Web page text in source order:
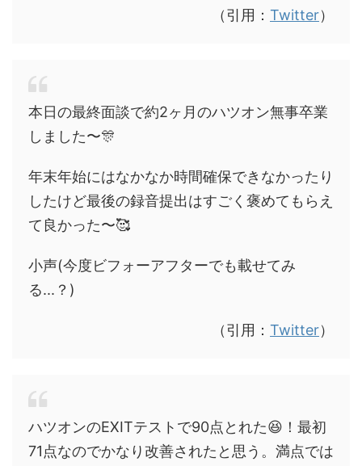
（引用： Twitter）
本日の最終面談で約2ヶ月のハツオン無事卒業
しました〜🎊
年末年始にはなかなか時間確保できなかったり
したけど最後の録音提出はすごく褒めてもらえ
て良かった〜🥰
小声(今度ビフォーアフターでも載せてみ
る...？)
（引用： Twitter）
ハツオンのEXITテストで90点とれた😆！最初
71点なのでかなり改善されたと思う。満点では